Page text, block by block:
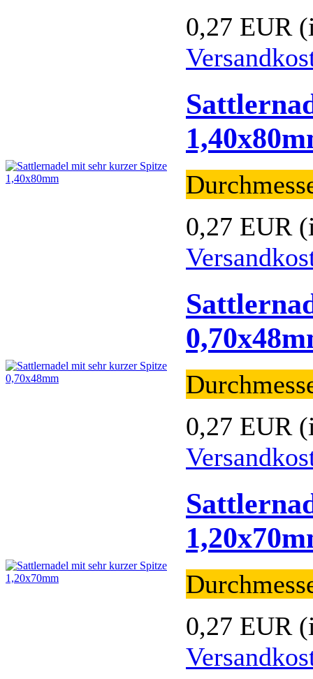
0,27 EUR
0,27 EUR
0,27 EUR
0,27 EUR